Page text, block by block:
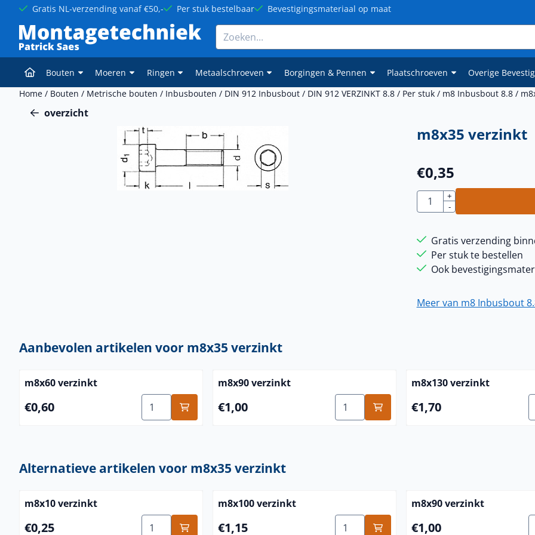
Cookievoorkeuren zijn momenteel gesloten.
Gratis NL-verzending vanaf €50,- Per stuk bestelbaar Bevestigingsmateriaal op maat
Zoeken
Bouten Moeren Ringen Metaalschroeven Borgingen & Pennen Plaatschroeven Overige
Home / Bouten / Metrische bouten / Inbusbouten / DIN 912 Inbusbout / DIN 912 VERZINKT 8.8 / Per stuk / m8 Inbusbout 8.8 /
overzicht
m8x35 verzinkt
€0,35
Aantal
+
-
Gratis verzending
Per stuk te bestellen
Ook
Meer van m8 Inbusbout
Aanbevolen artikelen voor m8x35 verzinkt
m8x60 verzinkt
Prijs: 0,60
€0,60 Aantal kiezen voor m8x60 verzinkt
m8x90 verzinkt
Prijs: 1,00
€1,00 Aantal kiezen voor m8x90 verzinkt
m8x130 verzinkt
Prijs: 1,70
€1,70
Alternatieve artikelen voor m8x35 verzinkt
m8x10 verzinkt
Prijs: 0,25
€0,25 Aantal kiezen voor m8x10 verzinkt
m8x100 verzinkt
Prijs: 1,15
€1,15 Aantal kiezen voor m8x100 verzinkt
m8x90 verzinkt
Prijs: 1,00
€1,00